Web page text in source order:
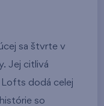
sa štvrte v
Jej citlivá
Lofts dodá celej
so